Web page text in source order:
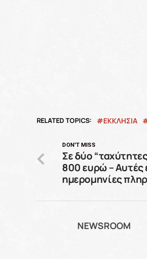
RELATED TOPICS: ΕΚΚΛΗΣΙΑ
DON'T MISS
Σε δύο
800 ευρώ – Αυτές
ημερομηνίες
NEWSROOM